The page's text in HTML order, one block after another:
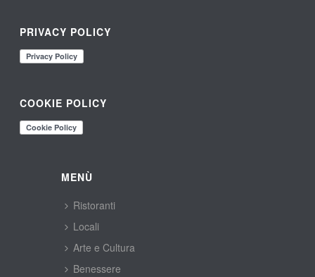
PRIVACY POLICY
COOKIE POLICY
MENÙ
Ristoranti
Locali
Arte e Cultura
Benessere